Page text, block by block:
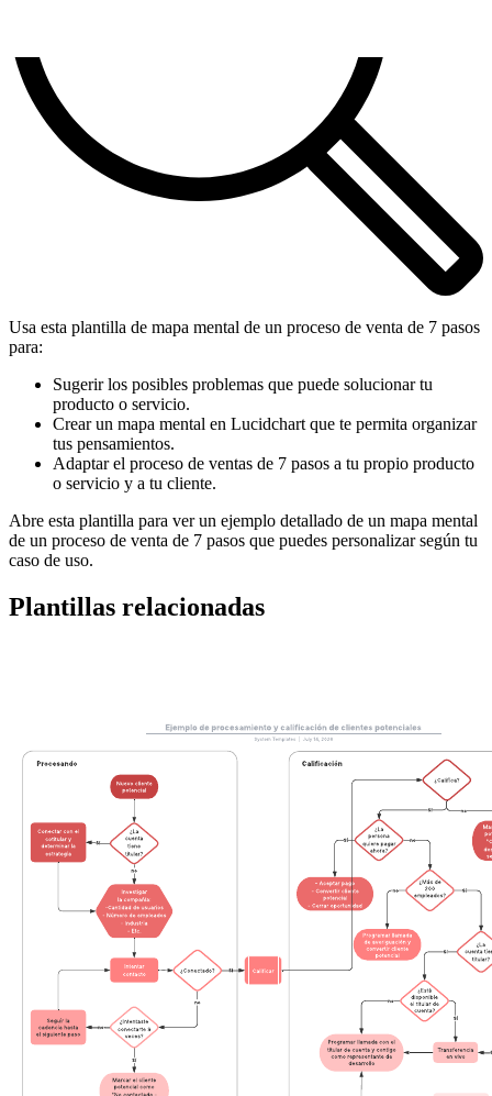
Usa esta plantilla de mapa mental de un proceso de venta de 7 pasos
para:
Sugerir los posibles problemas que puede solucionar tu
producto o servicio.
Crear un mapa mental en Lucidchart que te permita organizar
tus pensamientos.
Adaptar el proceso de ventas de 7 pasos a tu propio producto
o servicio y a tu cliente.
Abre esta plantilla para ver un ejemplo detallado de un mapa mental
de un proceso de venta de 7 pasos que puedes personalizar según tu
caso de uso.
Plantillas relacionadas